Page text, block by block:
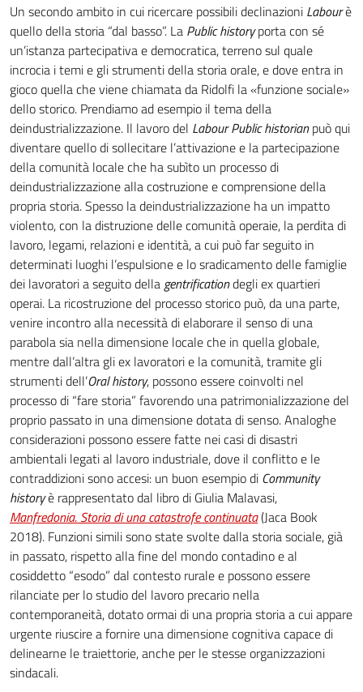
Un secondo ambito in cui ricercare possibili declinazioni Labourè
quello della storia “dal basso”. La Public historyporta con sé
un’istanza partecipativa e democratica, terreno sul quale
incrocia i temi e gli strumenti della storia orale, e dove entra in
gioco quella che viene chiamata da Ridolfi la «funzione sociale»
dello storico. Prendiamo ad esempio il tema della
deindustrializzazione. Il lavoro del Labour Public historianpuò qui
diventare quello di sollecitare l’attivazione e la partecipazione
della comunità locale che ha subìto un processo di
deindustrializzazione alla costruzione e comprensione della
propria storia. Spesso la deindustrializzazione ha un impatto
violento, con la distruzione delle comunità operaie, la perdita di
lavoro, legami, relazioni e identità, a cui può far seguito in
determinati luoghi l’espulsione e lo sradicamento delle famiglie
dei lavoratori a seguito dellagentrificationdegli ex quartieri
operai. La ricostruzione del processo storico può, da una parte,
venire incontro alla necessità di elaborare il senso di una
parabola sia nella dimensione locale che in quella globale,
mentre dall’altra gli ex lavoratori e la comunità, tramite gli
strumenti dell’Oral history, possono essere coinvolti nel
processo di “fare storia” favorendo una patrimonializzazione del
proprio passato in una dimensione dotata di senso. Analoghe
considerazioni possono essere fatte nei casi di disastri
ambientali legati al lavoro industriale, dove il conflitto e le
contraddizioni sono accesi: un buon esempio di Community
historyè rappresentato dal libro di Giulia Malavasi,
Manfredonia. Storia di una catastrofe continuata(Jaca Book
2018). Funzioni simili sono state svolte dalla storia sociale, già
in passato, rispetto alla fine del mondo contadino e al
cosiddetto “esodo” dal contesto rurale e possono essere
rilanciate per lo studio del lavoro precario nella
contemporaneità, dotato ormai di una propria storia a cui appare
urgente riuscire a fornire una dimensione cognitiva capace di
delinearne le traiettorie, anche per le stesse organizzazioni
sindacali.